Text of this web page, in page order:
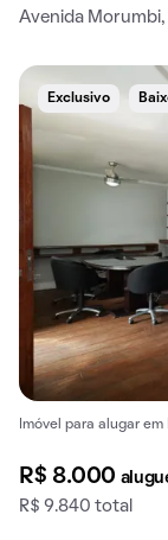
Avenida Morumbi,
Exclusivo
Imóvel para alugar
R$ 8.000
R$ 9.840 total